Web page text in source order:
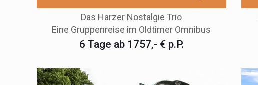
Das Harzer Nostalgie Trio
Eine Gruppenreise im Oldtimer Omnibus
6 Tage ab 1757,- € p.P.